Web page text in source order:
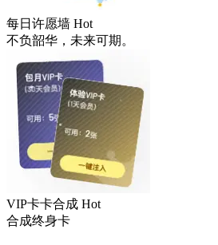
每日许愿墙 Hot
不负韶华，未来可期。
VIP卡卡合成 Hot
合成终身卡